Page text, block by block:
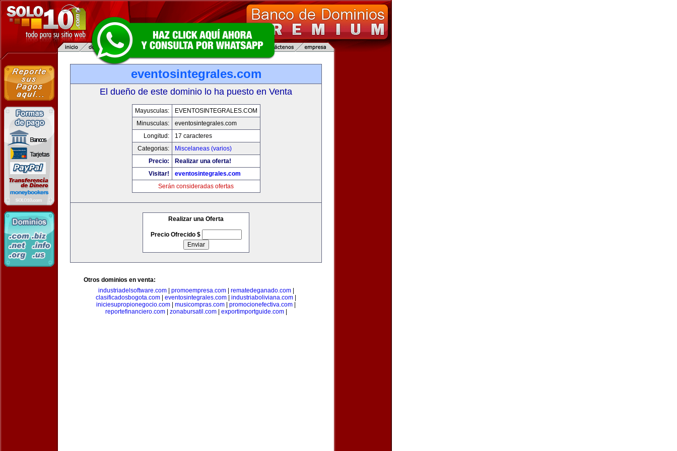
eventosintegrales.com
El dueño de este dominio lo ha puesto en Venta
Mayusculas:
EVENTOSINTEGRALES.COM
Minusculas:
eventosintegrales.com
Longitud:
17 caracteres
Categorias:
Miscelaneas (varios)
Precio:
Realizar una oferta!
Visitar!
eventosintegrales.com
Serán consideradas ofertas
Realizar una Oferta
Precio Ofrecido $
Otros dominios en venta:
industriadelsoftware.com| promoempresa.com| rematedeganado.com|
clasificadosbogota.com
eventosintegrales.com industriaboliviana.com
iniciesupropionegocio.com
musicompras.com promocionefectiva.com
reportefinanciero.com| zonabursatil.com| exportimportguide.com|